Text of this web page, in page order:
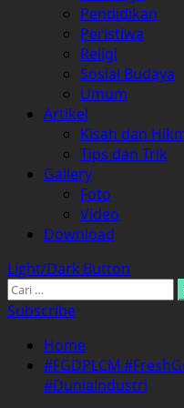
Pendidikan
Peristiwa
Religi
Sosial Budaya
Umum
Artikel
Kisah dan
Tips dan Trik
Gallery
Foto
Video
Download
Light/Dark Button
Cari
untuk:
Subscribe
Home
#FGDPLCM
#DuniaIndustri